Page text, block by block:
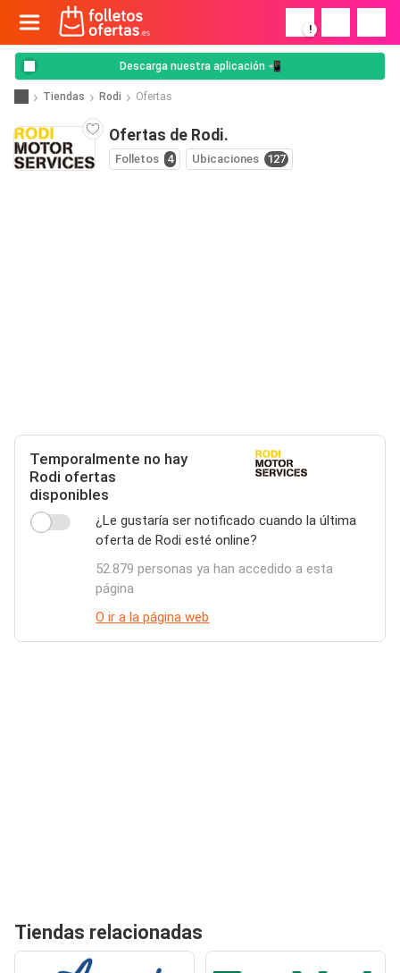
!
Descarga nuestra aplicación 📲
Tiendas Rodi Ofertas
Ofertas de Rodi.
Folletos 4 Ubicaciones 127
Temporalmente no hay
Rodi ofertas
disponibles
¿Le gustaría ser notificado cuando la última
oferta de Rodi esté online?
52.879 personas ya han accedido a esta
página
O ir a la página web
Tiendas relacionadas